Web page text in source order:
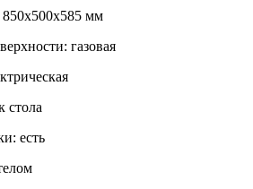
мм
газовая
стола
есть